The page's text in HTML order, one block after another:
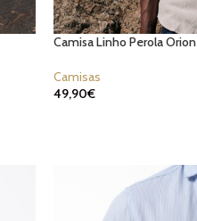
Camisa Linho Perola Orion
Camisas
49,90€